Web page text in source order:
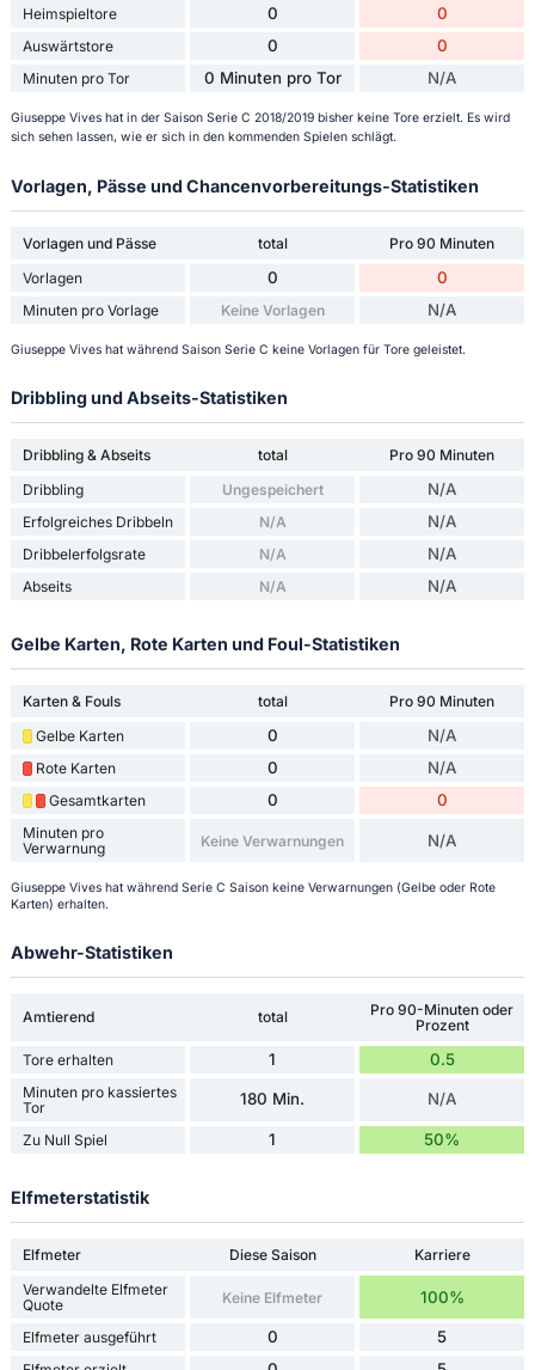
Heimspieltore 0 0
Auswärtstore 0 0
Minuten pro Tor 0 Minuten pro Tor N/A
Giuseppe Vives hat in der Saison Serie C 2018/2019 bisher keine Tore erzielt. Es wird
sich sehen lassen, wie er sich in den kommenden Spielen schlägt.
Vorlagen, Pässe und Chancenvorbereitungs-Statistiken
Vorlagen und Pässe total
Pro 90 Minuten
Vorlagen
0 0
Minuten pro Vorlage Keine Vorlagen N/A
Giuseppe Vives hat während Saison Serie C keine Vorlagen für Tore geleistet.
Dribbling und Abseits-Statistiken
Dribbling & Abseits total
Pro 90 Minuten
Dribbling
Ungespeichert N/A
Erfolgreiches Dribbeln N/A N/A
Dribbelerfolgsrate N/A N/A
Abseits N/A N/A
Gelbe Karten, Rote Karten und Foul-Statistiken
Karten & Fouls total
Pro 90 Minuten
Gelbe Karten
0 N/A
Rote Karten 0 N/A
Gesamtkarten 0 0
Minuten pro
Verwarnung
Keine Verwarnungen N/A
Giuseppe Vives hat während Serie C Saison keine Verwarnungen (Gelbe oder Rote
Karten) erhalten.
Abwehr-Statistiken
Amtierend total
Pro 90-Minuten oder
Prozent
Tore erhalten
1 0.5
Minuten pro kassiertes
Tor
180 Min. N/A
Zu Null Spiel 1 50%
Elfmeterstatistik
Elfmeter Diese Saison
Karriere
Verwandelte Elfmeter
Quote
Keine Elfmeter 100%
Elfmeter ausgeführt 0 5